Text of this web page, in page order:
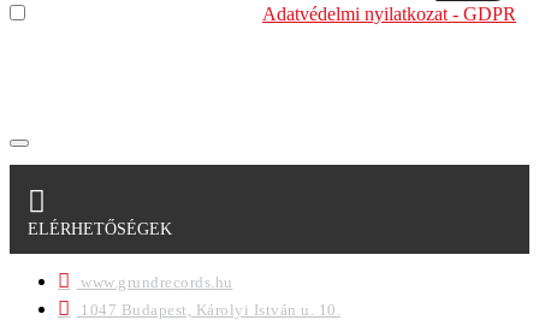
Adatvédelmi nyilatkozat - GDPR
ELÉRHETŐSÉGEK
www.grundrecords.hu
1047 Budapest, Károlyi István u. 10.